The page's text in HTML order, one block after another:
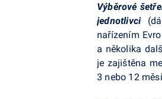
Výběrové
jednotlivci
nařízením
a několika
je zajištěna
3 nebo 12